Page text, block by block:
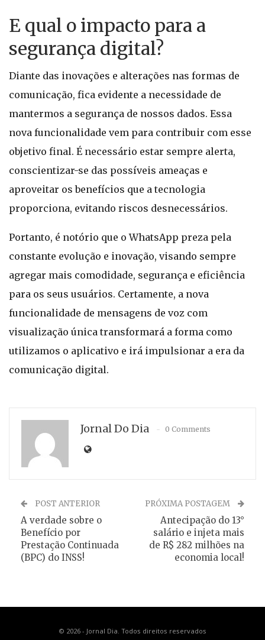
E qual o impacto para a
segurança digital?
Diante das inovações e alterações nas formas de
comunicação, fica evidente a necessidade de
mantermos a segurança de nossos dados. Essa
nova funcionalidade vem para contribuir com esse
objetivo final. É necessário estar sempre alerta,
conscientizar-se das possíveis ameaças e
aproveitar os benefícios que a tecnologia
proporciona, evitando riscos desnecessários.
Portanto, é notório que o WhatsApp preza pela
constante evolução e inovação, visando sempre
agregar mais comodidade, segurança e eficiência
para os seus usuários. Certamente, a nova
funcionalidade de mensagens de voz com
visualização única transformará a forma como
utilizamos o aplicativo e irá impulsionar a era da
comunicação digital.
Jornal Do Dia 0 Comments
POST ANTERIOR
A verdade sobre o
Benefício por
Prestação Continuada
(BPC) do INSS!
PRÓXIMA POSTAGEM
Antecipação do 13°
salário e injeta mais
de R$ 282 milhões na
economia local!
© 2026 - Jornal Dia. Todos direitos reservados